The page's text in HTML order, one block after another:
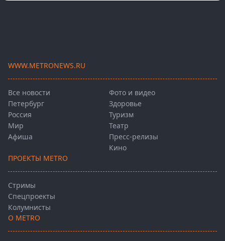
WWW.METRONEWS.RU
Все новости
Петербург
Россия
Мир
Афиша
Фото и видео
Здоровье
Туризм
Театр
Пресс-релизы
Кино
ПРОЕКТЫ METRO
Стримы
Спецпроекты
Колумнисты
О METRO